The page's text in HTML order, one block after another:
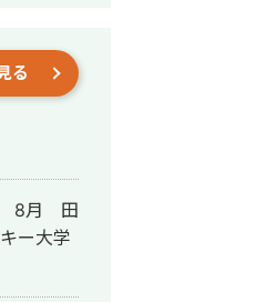
る
8月 田